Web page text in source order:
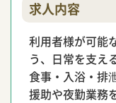
求人内容
利用者様が可能
う、日常を支え
食事・入浴・排
援助や夜勤業務